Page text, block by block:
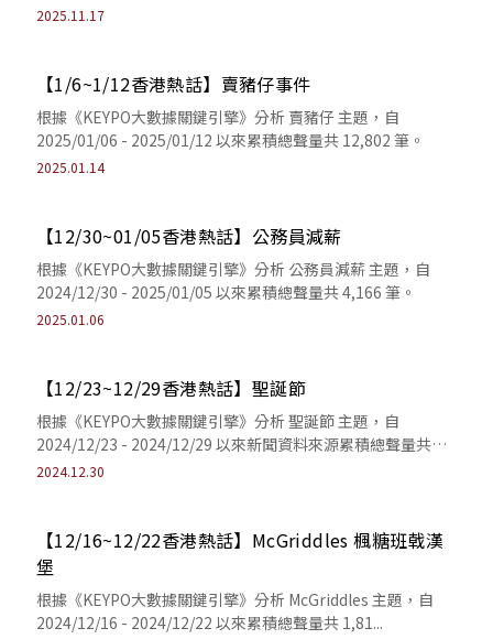
2025.11.17
【1/6~1/12香港熱話】賣豬仔事件
根據《KEYPO大數據關鍵引擎》分析 賣豬仔 主題，自
2025/01/06 - 2025/01/12 以來累積總聲量共 12,802 筆。
2025.01.14
【12/30~01/05香港熱話】公務員減薪
根據《KEYPO大數據關鍵引擎》分析 公務員減薪 主題，自
2024/12/30 - 2025/01/05 以來累積總聲量共 4,166 筆。
2025.01.06
【12/23~12/29香港熱話】聖誕節
根據《KEYPO⼤數據關鍵引擎》分析 聖誕節 主題，⾃
2024/12/23 - 2024/12/29 以來新聞資料來源累積總聲量共
1,816...
2024.12.30
【12/16~12/22香港熱話】McGriddles 楓糖班戟漢
堡
根據《KEYPO⼤數據關鍵引擎》分析 McGriddles 主題，⾃
2024/12/16 - 2024/12/22 以來累積總聲量共 1,81...